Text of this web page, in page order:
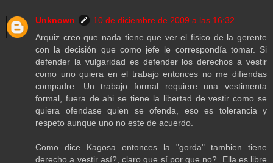
Unknown
10 de diciembre de 2009 a las 16:32
Arquiz creo que nada tiene que ver el fisico de la gerente
con la decisión que como jefe le correspondía tomar. Si
defender la vulgaridad es defender los derechos a vestir
como uno quiera en el trabajo entonces no me difiendas
compadre. Un trabajo formal requiere una vestimenta
formal, fuera de ahi se tiene la libertad de vestir como se
quiera ofendase quien se ofenda, eso es tolerancia y
respeto aunque uno no este de acuerdo.
Como dice Kagosa entonces la "gorda" tambien tiene
derecho a vestir así?, claro que sí por que no?. Ella es libre